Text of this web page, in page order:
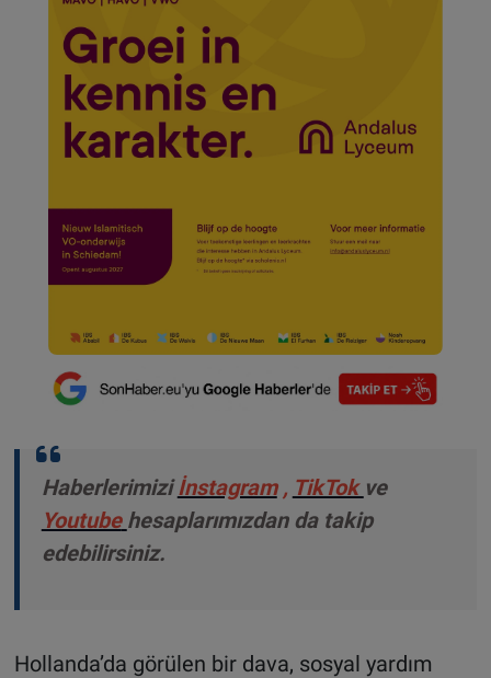
Haberlerimiziİnstagram , TikTok ve
Youtube hesaplarımızdan da takip
edebilirsiniz.
Hollanda’da görülen bir dava, sosyal yardım